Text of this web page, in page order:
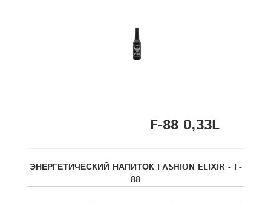
F-88 0,33L
ЭНЕРГЕТИЧЕСКИЙ НАПИТОК FASHION ELIXIR - F-
88